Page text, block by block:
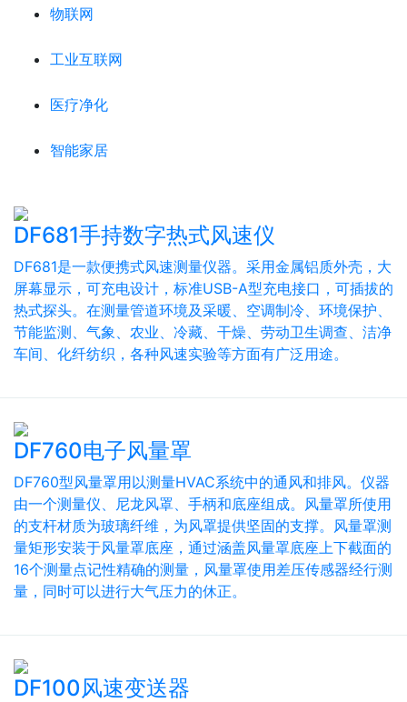
物联网
工业互联网
医疗净化
智能家居
DF681手持数字热式风速仪
DF681是一款便携式风速测量仪器。采用金属铝质外壳，大
屏幕显示，可充电设计，标准USB-A型充电接口，可插拔的
热式探头。在测量管道环境及采暖、空调制冷、环境保护、
节能监测、气象、农业、冷藏、干燥、劳动卫生调查、洁净
车间、化纤纺织，各种风速实验等方面有广泛用途。
DF760电子风量罩
DF760型风量罩用以测量HVAC系统中的通风和排风。仪器
由一个测量仪、尼龙风罩、手柄和底座组成。风量罩所使用
的支杆材质为玻璃纤维，为风罩提供坚固的支撑。风量罩测
量矩形安装于风量罩底座，通过涵盖风量罩底座上下截面的
16个测量点记性精确的测量，风量罩使用差压传感器经行测
量，同时可以进行大气压力的休正。
DF100风速变送器